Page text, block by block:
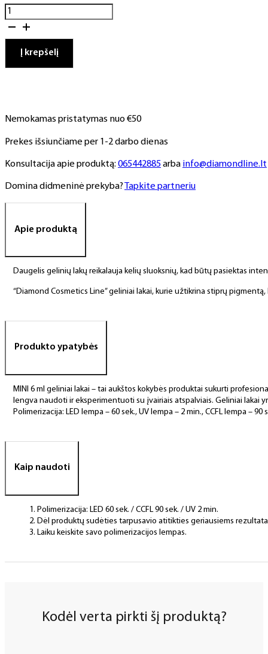
produkto
kiekis:
gelinis
lakas,
Į krepšelį
Nemokamas pristatymas nuo €50
Prekes išsiunčiame per 1-2 darbo dienas
Konsultacija apie produktą: 065442885arba info@diamondline.lt
Domina didmeninė prekyba? Tapkite partneriu
Apie produktą
Daugelis gelinių lakų reikalauja kelių sluoksnių, kad būtų pasiektas
“Diamond Cosmetics Line” geliniai lakai, kurie užtikrina stiprų
Produkto ypatybės
MINI 6 ml geliniai lakai – tai aukštos kokybės produktai sukurti
lengva naudoti ir eksperimentuoti su įvairiais atspalviais. Geliniai lakai
Polimerizacija: LED lempa – 60 sek., UV lempa – 2 min., CCFL lempa – 90
Kaip naudoti
Polimerizacija: LED 60 sek. / CCFL 90 sek. / UV 2 min.
Dėl produktų sudėties tarpusavio atitikties geriausiems
Laiku keiskite savo polimerizacijos lempas.
Kodėl verta pirkti šį produktą?